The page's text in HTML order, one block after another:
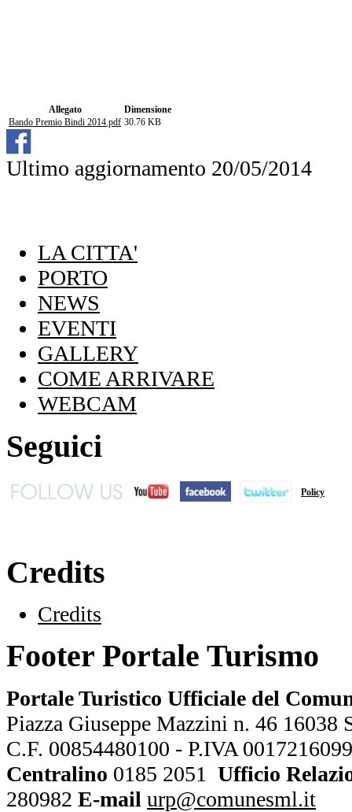
Allegato
Dimensione
Bando Premio Bindi 2014.pdf 30.76 KB
Ultimo aggiornamento 20/05/2014
LA CITTA'
PORTO
NEWS
EVENTI
GALLERY
COME ARRIVARE
WEBCAM
Seguici
Policy
Credits
Credits
Footer Portale Turismo
Portale Turistico Ufficiale del
Piazza Giuseppe Mazzini n. 46
C.F. 00854480100 - P.IVA
Centralino 0185 2051 Ufficio
280982 E-mail urp@comunesml.it